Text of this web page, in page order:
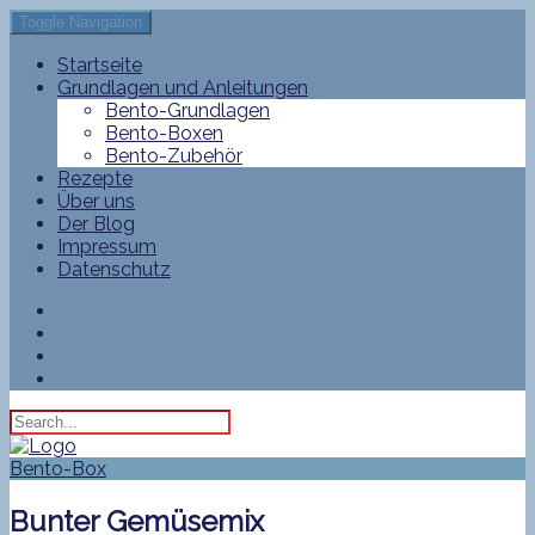
Toggle Navigation
Startseite
Grundlagen und Anleitungen
Bento-Grundlagen
Bento-Boxen
Bento-Zubehör
Rezepte
Über uns
Der Blog
Impressum
Datenschutz
Bento-Box
Bunter Gemüsemix